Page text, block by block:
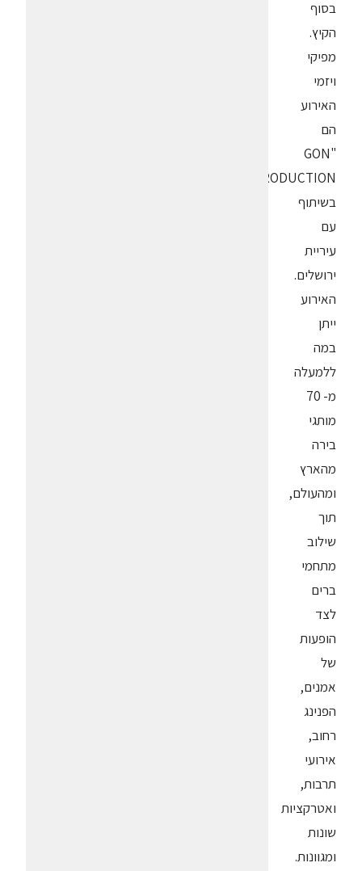
בסוף
הקיץ.
מפיקי
ויזמי
האירוע
הם
"GON
בשיתוף
עם
עיריית
ירושלים.
האירוע
ייתן
במה
ללמעלה
מ- 70
מותגי
בירה
מהארץ
ומהעולם,
תוך
שילוב
מתחמי
ברים
לצד
הופעות
של
אמנים,
הפנינג
רחוב,
אירועי
תרבות,
ואטרקציות
שונות
ומגוונות.